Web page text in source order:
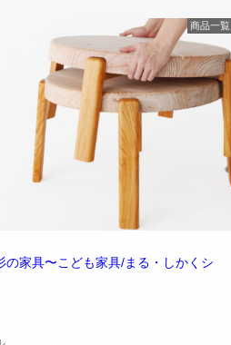
商品一覧
の家具〜こども家具/まる・しかくシ